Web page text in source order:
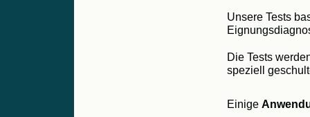
Unsere Tests
Die Tests
speziell
Einige